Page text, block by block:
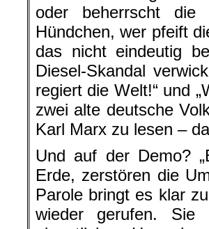
oder beherrscht
Hündchen, wer pfeift
das nicht eindeutig
Diesel-Skandal
regiert die Welt!“ und
zwei alte deutsche
Karl Marx zu lesen –
Und auf der Demo?
Erde, zerstören die
Parole bringt es klar
wieder gerufen. Sie